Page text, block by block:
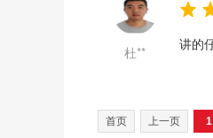
课件4：建
课件5：
课件7：建
杜**
讲的
首页 上一页 1